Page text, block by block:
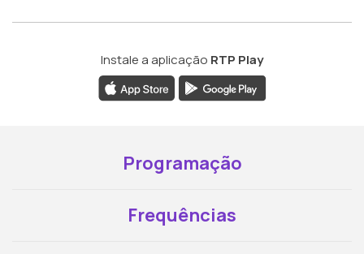
Instale a aplicação RTP Play
Programação
Frequências